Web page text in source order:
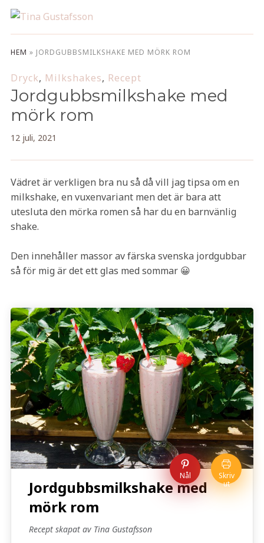
HEM » JORDGUBBSMILKSHAKE MED MÖRK ROM
Dryck, Milkshakes, Recept
Jordgubbsmilkshake med
mörk rom
12 juli, 2021
Vädret är verkligen bra nu så då vill jag tipsa om en
milkshake, en vuxenvariant men det är bara att
utesluta den mörka romen så har du en barnvänlig
shake.
Den innehåller massor av färska svenska jordgubbar
så för mig är det ett glas med sommar 😀
Nål
Skriv
ut
Jordgubbsmilkshake med
mörk rom
Recept skapat av Tina Gustafsson